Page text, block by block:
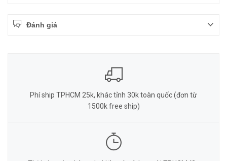
Đánh giá
Phí ship TPHCM 25k, khác tỉnh 30k toàn quốc (đơn từ
1500k free ship)